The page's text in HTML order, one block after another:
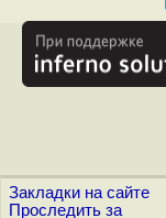
Закладки на сайте
Проследить за